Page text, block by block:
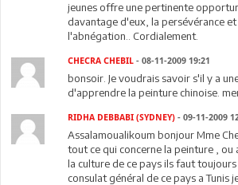
jeunes offre une pertinente
davantage d'eux, la persévérance
l'abnégation.. Cordialement.
CHECRA CHEBIL - 08-11-2009 19:21
bonsoir. Je voudrais savoir s'il y a
d'apprendre la peinture chinoise.
RIDHA DEBBABI (SYDNEY) - 09-11-2009
Assalamoualikoum bonjour Mme
tout ce qui concerne la peinture , ou
la culture de ce pays ils faut
consulat général de ce pays a Tunis